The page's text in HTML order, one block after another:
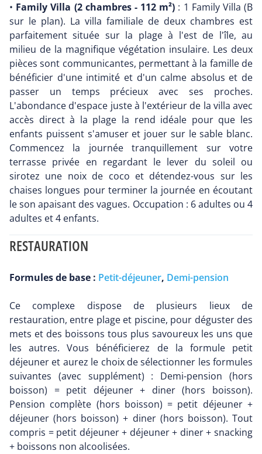
• Family Villa (2 chambres - 112 m²) : 1 Family Villa (B
sur le plan). La villa familiale de deux chambres est
parfaitement située sur la plage à l'est de l'île, au
milieu de la magnifique végétation insulaire. Les deux
pièces sont communicantes, permettant à la famille de
bénéficier d'une intimité et d'un calme absolus et de
passer un temps précieux avec ses proches.
L'abondance d'espace juste à l'extérieur de la villa avec
accès direct à la plage la rend idéale pour que les
enfants puissent s'amuser et jouer sur le sable blanc.
Commencez la journée tranquillement sur votre
terrasse privée en regardant le lever du soleil ou
sirotez une noix de coco et détendez-vous sur les
chaises longues pour terminer la journée en écoutant
le son apaisant des vagues. Occupation : 6 adultes ou 4
adultes et 4 enfants.
RESTAURATION
Formules de base : Petit-déjeuner, Demi-pension
Ce complexe dispose de plusieurs lieux de
restauration, entre plage et piscine, pour déguster des
mets et des boissons tous plus savoureux les uns que
les autres. Vous bénéficierez de la formule petit
déjeuner et aurez le choix de sélectionner les formules
suivantes (avec supplément) : Demi-pension (hors
boisson) = petit déjeuner + diner (hors boisson).
Pension complète (hors boisson) = petit déjeuner +
déjeuner (hors boisson) + diner (hors boisson). Tout
compris = petit déjeuner + déjeuner + diner + snacking
+ boissons non alcoolisées.